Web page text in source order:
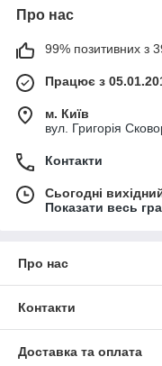
Про нас
99% позитивних з
Працює з
м. Київ
вул. Григорія
Контакти
Сьогодні
Показати весь
Про нас
Контакти
Доставка та оплата